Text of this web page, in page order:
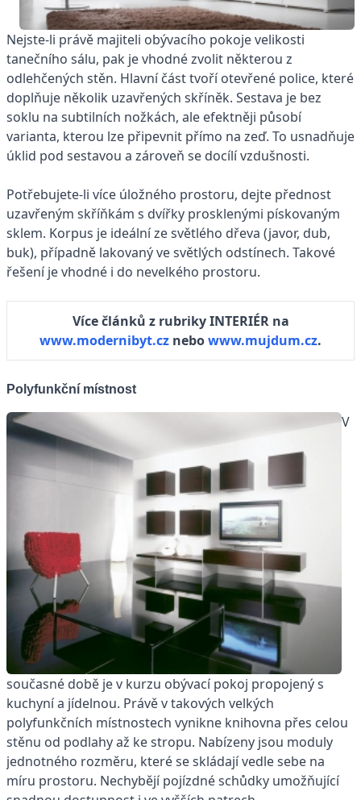
Nejste-li právě majiteli obývacího pokoje velikosti
tanečního sálu, pak je vhodné zvolit některou z
odlehčených stěn. Hlavní část tvoří otevřené police, které
doplňuje několik uzavřených skříněk. Sestava je bez
soklu na subtilních nožkách, ale efektněji působí
varianta, kterou lze připevnit přímo na zeď. To usnadňuje
úklid pod sestavou a zároveň se docílí vzdušnosti.
Potřebujete-li více úložného prostoru, dejte přednost
uzavřeným skříňkám s dvířky prosklenými pískovaným
sklem. Korpus je ideální ze světlého dřeva (javor, dub,
buk), případně lakovaný ve světlých odstínech. Takové
řešení je vhodné i do nevelkého prostoru.
Více článků z rubriky INTERIÉR na
www.modernibyt.cz nebowww.mujdum.cz.
Polyfunkční místnost
V
současné době je v kurzu obývací pokoj propojený s
kuchyní a jídelnou. Právě v takových velkých
polyfunkčních místnostech vynikne knihovna přes celou
stěnu od podlahy až ke stropu. Nabízeny jsou moduly
jednotného rozměru, které se skládají vedle sebe na
míru prostoru. Nechybějí pojízdné schůdky umožňující